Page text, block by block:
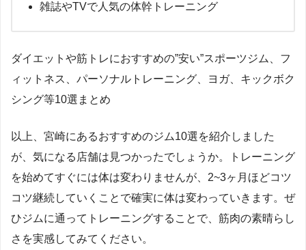
雑誌やTVで人気の体幹トレーニング
ダイエットや筋トレにおすすめの”安い”スポーツジム、フ
ィットネス、パーソナルトレーニング、ヨガ、キックボク
シング等10選まとめ
以上、宮崎にあるおすすめのジム10選を紹介しました
が、気になる店舗は見つかったでしょうか。トレーニング
を始めてすぐには体は変わりませんが、2~3ヶ月ほどコツ
コツ継続していくことで確実に体は変わっていきます。ぜ
ひジムに通ってトレーニングすることで、筋肉の素晴らし
さを実感してみてください。